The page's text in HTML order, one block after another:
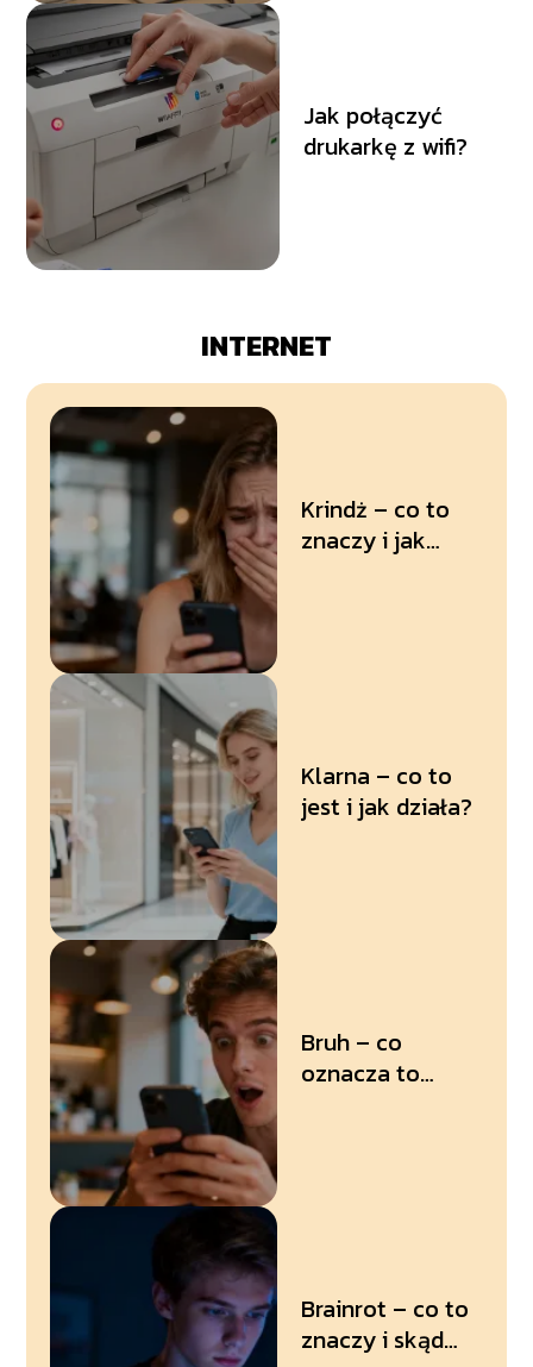
Jak połączyć
drukarkę z wifi?
INTERNET
Krindż – co to
znaczy i jak
Klarna – co to
jest i jak działa?
Bruh – co
oznacza to
Brainrot – co to
znaczy i skąd